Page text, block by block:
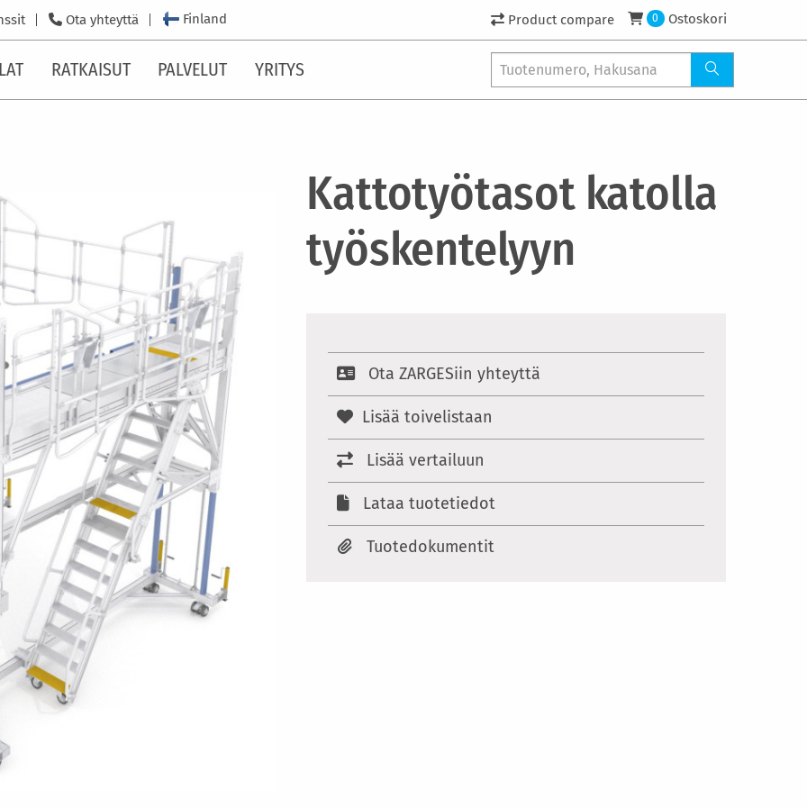
Ota yhteyttä Finland Product compare 0 Ostoskori
RATKAISUT PALVELUT YRITYS
Kattotyötasot katolla
työskentelyyn
Ota ZARGESiin yhteyttä
Lisää toivelistaan
Lisää vertailuun
Lataa tuotetiedot
Tuotedokumentit